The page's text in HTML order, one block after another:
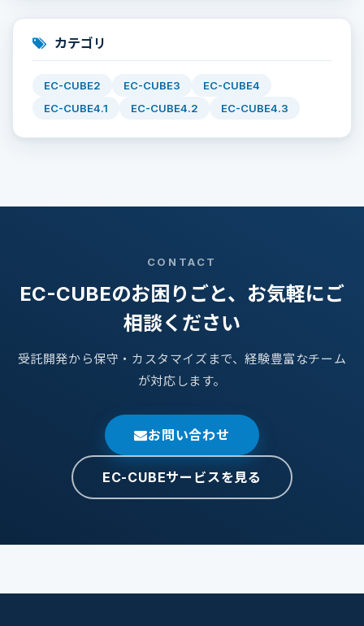
カテゴリ
EC-CUBE2 EC-CUBE3
EC-CUBE4
EC-CUBE4.1
EC-CUBE4.2 EC-CUBE4.3
CONTACT
EC-CUBEのお困りごと、お気軽にご
相談ください
受託開発から保守・カスタマイズまで、経験豊富なチーム
が対応します。
お問い合わせ
EC-CUBEサービスを見る